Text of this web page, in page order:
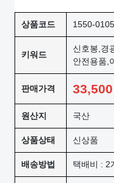
상품코드 1550-
키워드
신호봉,경
안전용품,
판매가격 33,500
원산지 국산
상품상태 신상품
배송방법 택배비 : 2